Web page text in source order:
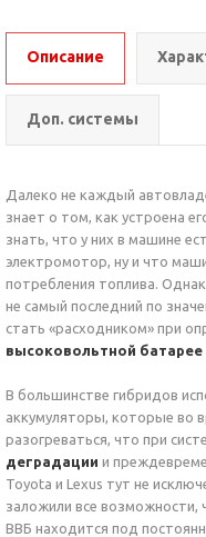
Описание
Доп. системы
Далеко не каждый
знает о том, как устроена
знать, что у них в машине
электромотор, ну и что
потребления топлива.
не самый последний по
стать «расходником» при
высоковольтной
В большинстве гибридов
аккумуляторы, которые во
разогреваться, что при
деградации и
Toyota и Lexus тут не
заложили все возможности,
ВВБ находится под